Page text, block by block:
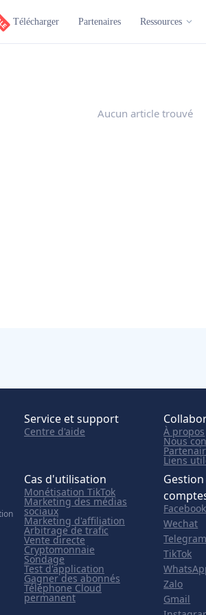
Télécharger Partenaires Ressources
Aucun article trouvé
Service et support
Centre d'aide À propos
Nous
Liens
Cas d'utilisation
Monétisation TikTok
Marketing des médias
sociaux
Marketing d'affiliation
Arbitrage de trafic
Vente directe
Cryptomonnaie
Sondage
Test d'application
Gagner des abonnés
Téléphone Cloud
permanent
Facebook
Wechat
Telegram
TikTok
Zalo
Gmail